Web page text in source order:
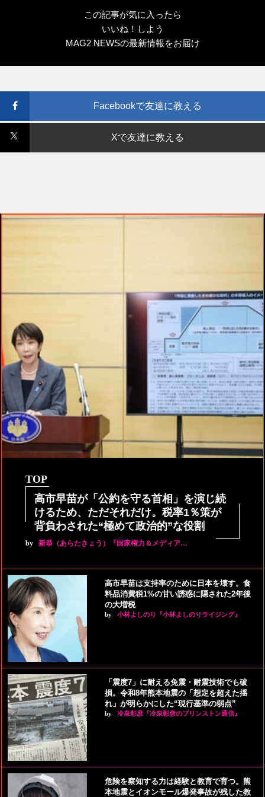
この記事が気に入ったら
いいね！しよう
MAG2 NEWSの最新情報をお届け
Facebookで友達に教える
Xで友達に教える
TOP
高市早苗が「公約を守る首相」を演じ続
けるため、ただそれだけ。税率1％策が
背負わされた“極めて政治的”な役割
by 新恭（あらたきょう）『国家権力＆メディア…
高市早苗は支持率のために日本を壊す。食
料品消費税1%の甘い誘惑に隠された2年後
の大増税
by 小林よしのり『小林よしのりライジング』
「震度7」に耐える免震・耐震技術でも破
損。令和8年熊本地震の「想定を超えた揺
れ」が明らかにした“現行基準の弱点”
by 冷泉彰彦『冷泉彰彦のプリンストン通信』
危険を察知する力は経験と教育で育つ。熊
本地震とイオンモール爆発事故が残した教